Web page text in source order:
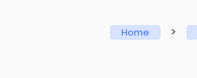
Home >